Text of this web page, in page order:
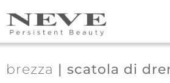
Skip to main content
brezza | scatola di